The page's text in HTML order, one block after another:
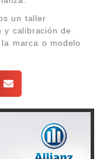
un taller
y calibración de
marca o modelo